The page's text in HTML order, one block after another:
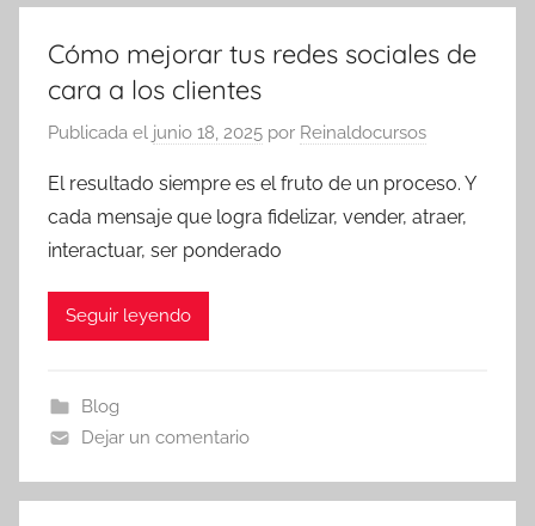
Cómo mejorar tus redes sociales de
cara a los clientes
Publicada el junio 18, 2025 por Reinaldocursos
El resultado siempre es el fruto de un proceso. Y
cada mensaje que logra fidelizar, vender, atraer,
interactuar, ser ponderado
Seguir leyendo
Blog
Dejar un comentario